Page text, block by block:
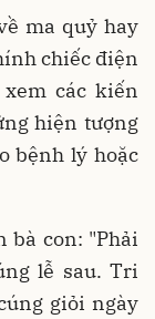
ma quỷ hay
chiếc điện
các kiến
hiện tượng
bệnh lý hoặc
bà con: "Phải
lễ sau. Tri
giỏi ngày